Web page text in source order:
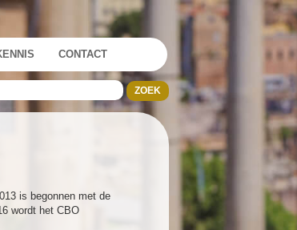
CONTACT
is begonnen met de
wordt het CBO